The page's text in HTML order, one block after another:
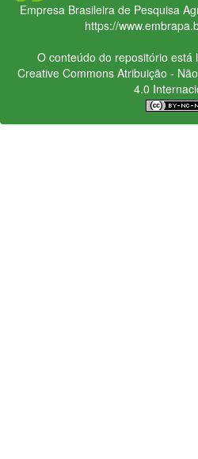
Empresa Brasileira de Pesquisa
https://
O conteúdo do repositório está
Creative CommonsAtribuição -
4.0